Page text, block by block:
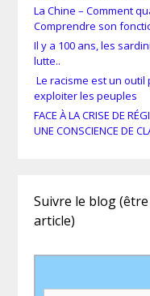
La Chine – Comment
Comprendre son
Il y a 100 ans, les
lutte..
Le racisme est un
exploiter les peuples
FACE À LA CRISE DE
UNE CONSCIENCE DE
Suivre le blog
article)